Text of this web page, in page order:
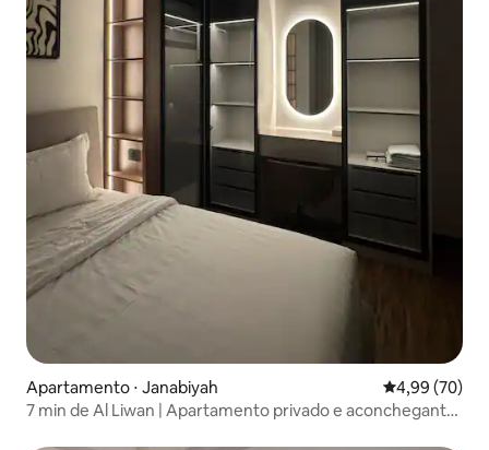
Apartamento ⋅ Janabiyah 4,99 de uma
4,99 (70)
7 min de Al Liwan | Apartamento privado e aconchegante